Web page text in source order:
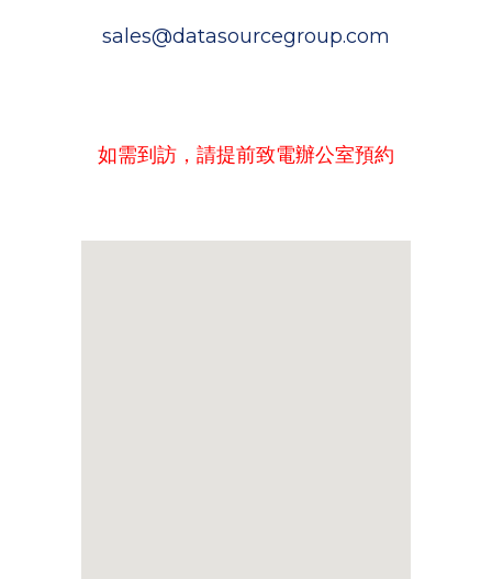
sales@datasourcegroup.com
如需到訪，請提前致電辦公室預約